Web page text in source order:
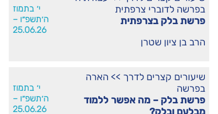
בפרשה לדוברי צרפתית
פרשת בלק בצרפתית
הרב בן ציון שטרן
י׳ בתמוז
ה׳תשפ״ו –
25.06.26
שיעורים קצרים לדרך >> הארה
בפרשה
פרשת בלק – מה אפשר ללמוד
מבלעם ובלק?
י׳ בתמוז
ה׳תשפ״ו –
25.06.26